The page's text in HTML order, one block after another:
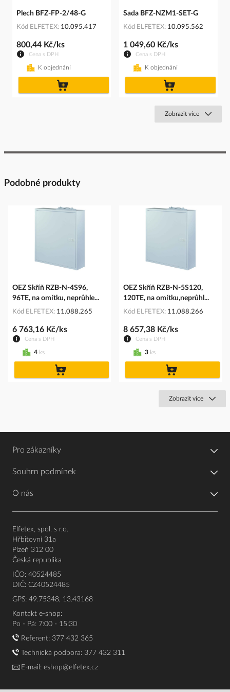
Plech BFZ-FP-2/48-G
Kód ELFETEX 10.095.417
Cena s DPH
800,44 Kč/ks
K objednání
Sada BFZ-NZM1-SET-G
Kód ELFETEX 10.095.562
Cena s DPH
1 049,60 Kč/ks
K objednání
Zobrazit více
Podobné produkty
OEZ Skříň RZB-N-4S96,
96TE, na omítku, neprůhle...
Kód ELFETEX 11.088.265
Cena s DPH
6 763,16 Kč/ks
4 ks
OEZ Skříň RZB-N-5S120,
120TE, na omítku,neprůhl...
Kód ELFETEX 11.088.266
Cena s DPH
8 657,38 Kč/ks
3 ks
Zobrazit více
Pro zákazníky
Souhrn podmínek
O nás
Elfetex, spol. s r.o.
Hřbitovní 31a
Plzeň 312 00
Česká republika
IČO: 40524485
DIČ: CZ40524485
GPS: 49.75348, 13.43168
Kontakt e-shop:
Po - Pá: 7:00 - 15:30
Referent: 377 432 365
Technická podpora: 377 432 311
E-mail: eshop@elfetex.cz